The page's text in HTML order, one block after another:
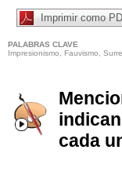
Imprimir como
PALABRAS CLAVE
Impresionismo, Fauvismo,
cada